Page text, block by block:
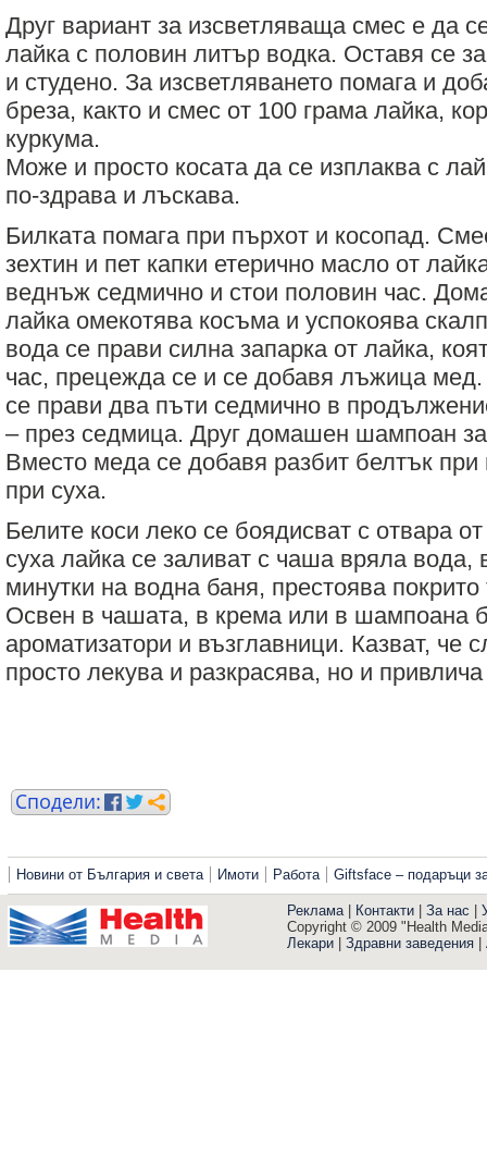
Друг вариант за изсветляваща смес е да
лайка с половин литър водка. Оставя се
и студено. За изсветляването помага и
бреза, както и смес от 100 грама лайка,
куркума.
Може и просто косата да се изплаква с
по-здрава и лъскава.
Билката помага при пърхот и косопад.
зехтин и пет капки етерично масло от
веднъж седмично и стои половин час.
лайка омекотява косъма и успокоява
вода се прави силна запарка от лайка,
час, прецежда се и се добавя лъжица мед.
се прави два пъти седмично в
– през седмица. Друг домашен шампоан за
Вместо меда се добавя разбит белтък
при суха.
Белите коси леко се боядисват с отвара
суха лайка се заливат с чаша вряла вода,
минутки на водна баня, престоява покрито
Освен в чашата, в крема или в шампоана
ароматизатори и възглавници. Казват, че
просто лекува и разкрасява, но и
Новини от България и света Имоти Работа Giftsface – подаръци
Реклама| Контакти За нас
Copyright © 2009 "Health
Лекари
Здравни заведения